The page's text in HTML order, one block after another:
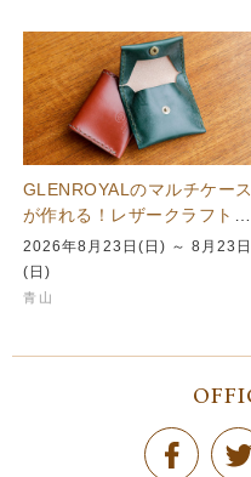
GLENROYALのマルチケース
が作れる！レザークラフトを
楽しむワークショップを青山
本店で…
2026年8月23日(日) ～ 8月23日
(日)
青山